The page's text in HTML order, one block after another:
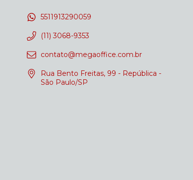
5511913290059
(11) 3068-9353
contato@megaoffice.com.br
Rua Bento Freitas, 99 - República -
São Paulo/SP